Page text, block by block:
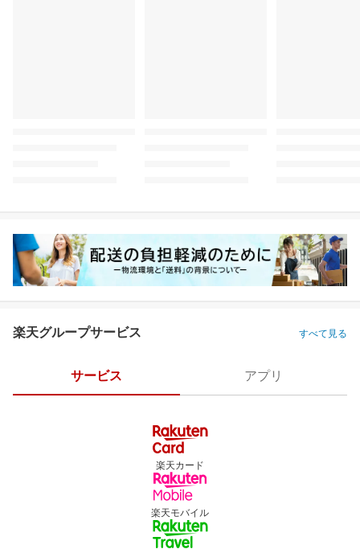
楽天グループサービス すべて見る
サービス アプリ
楽天カード
楽天モバイル